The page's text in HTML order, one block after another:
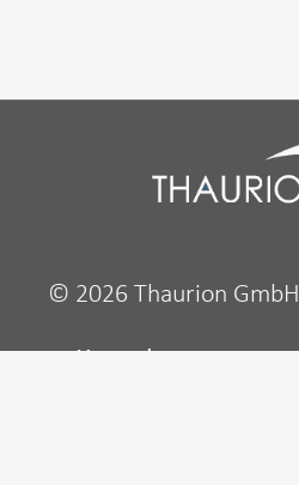
© 2026 Thaurion GmbH
Kontakt